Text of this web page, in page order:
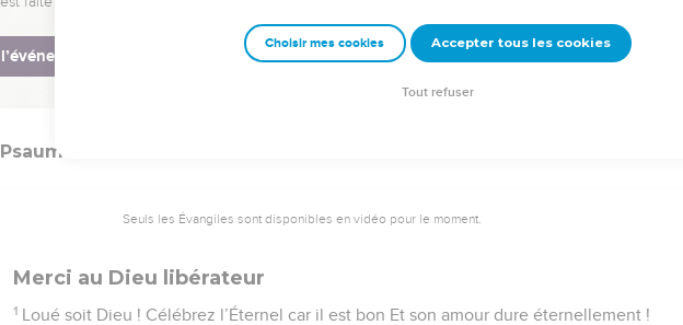
45 Pour qu’ils gardent ses décrets et qu’ils observent ses lois. Louez l’Éternel !
© 2013 - 2010 BLF Editions
Psaumes
Seuls les Évangiles sont disponibles en vidéo pour le moment.
Merci au Dieu libérateur
1 Loué soit Dieu ! Célébrez l’Éternel car il est bon Et son amour dure éternellement !
Choisir mes cookies Accepter tous les cookies
Tout refuser